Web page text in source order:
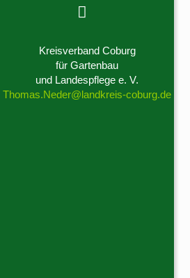
Kreisverband Coburg
für Gartenbau
und Landespflege e. V.
Thomas.Neder@landkreis-coburg.de